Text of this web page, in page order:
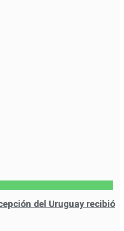
del Uruguay recibió